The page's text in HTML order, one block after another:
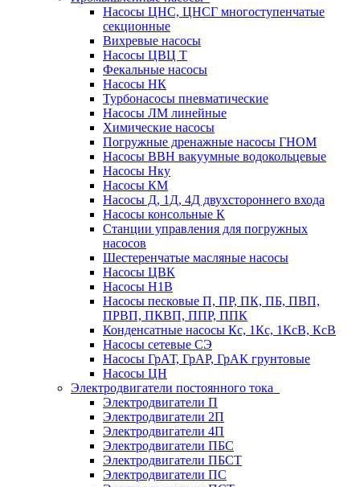
Насосы ЦНС, ЦНСГ многоступенчатые
секционные
Вихревые насосы
Насосы ЦВЦ Т
Фекальные насосы
Насосы НК
Турбонасосы пневматические
Насосы ЛМ линейные
Химические насосы
Погружные дренажные насосы ГНОМ
Насосы ВВН вакуумные водокольцевые
Насосы Нку
Насосы КМ
Насосы Д, 1Д, 4Д двухстороннего входа
Насосы консольные К
Станции управления для погружных
насосов
Шестеренчатые масляные насосы
Насосы ЦВК
Насосы Н1В
Насосы песковые П, ПР, ПК, ПБ, ПВП,
ПРВП, ПКВП, ППР, ППК
Конденсатные насосы Кс, 1Кс, 1КсВ, КсВ
Насосы сетевые СЭ
Насосы ГрАТ, ГрАР, ГрАК грунтовые
Насосы ЦН
Электродвигатели постоянного тока
Электродвигатели П
Электродвигатели 2П
Электродвигатели 4П
Электродвигатели ПБС
Электродвигатели ПБСТ
Электродвигатели ПС